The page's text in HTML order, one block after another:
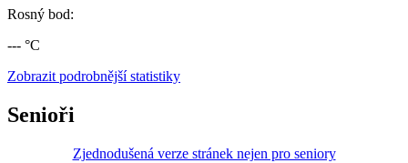
Rosný bod:
--- °C
Zobrazit podrobnější statistiky
Senioři
Zjednodušená verze stránek nejen pro seniory